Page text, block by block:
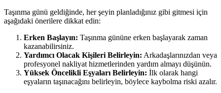
Taşınma günü geldiğinde, her şeyin planladığınız gibi gitmesi için
aşağıdaki önerilere dikkat edin:
Erken Başlayın: Taşınma gününe erken başlayarak zaman
kazanabilirsiniz.
Yardımcı Olacak Kişileri Belirleyin: Arkadaşlarınızdan veya
profesyonel nakliyat hizmetlerinden yardım almayı düşünün.
Yüksek Öncelikli Eşyaları Belirleyin: İlk olarak hangi
eşyaların taşınacağını belirleyin, böylece kaybolma riski azalır.